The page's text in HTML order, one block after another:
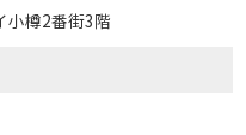
小樽2番街3階